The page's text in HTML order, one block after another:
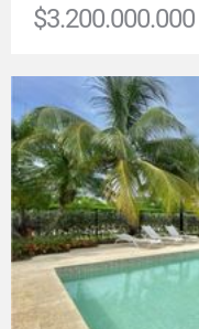
$3.200.000.000